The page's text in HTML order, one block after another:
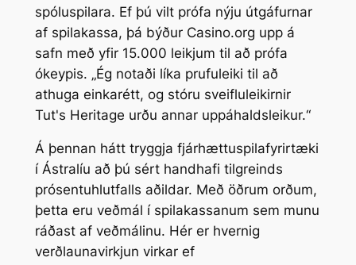
spóluspilara. Ef þú vilt prófa nýju útgáfurnar
af spilakassa, þá býður Casino.org upp á
safn með yfir 15.000 leikjum til að prófa
ókeypis. „Ég notaði líka prufuleiki til að
athuga einkarétt, og stóru sveifluleikirnir
Tut's Heritage urðu annar uppáhaldsleikur.“
Á þennan hátt tryggja fjárhættuspilafyrirtæki
í Ástralíu að þú sért handhafi tilgreinds
prósentuhlutfalls aðildar. Með öðrum orðum,
þetta eru veðmál í spilakassanum sem munu
ráðast af veðmálinu. Hér er hvernig
verðlaunavirkjun virkar ef